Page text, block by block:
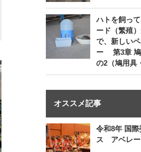
ハトを飼っ
ード（繁殖
で、新しい
ー 第3章 鳩
の2（鳩用具
オススメ記事
令和8年 国
ス アベレー